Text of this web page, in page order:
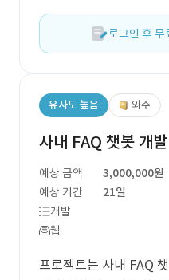
로그인 후 무
유사도 높음 외주
사내 FAQ 챗봇 개발
예상 금액
3,000,000원
예상 기간
21일
개발
웹
프로젝트는 사내 FAQ